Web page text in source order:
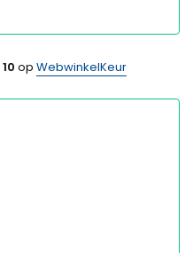
10 op WebwinkelKeur